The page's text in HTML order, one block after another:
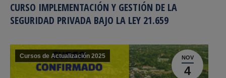
CURSO IMPLEMENTACIÓN Y GESTIÓN DE LA
SEGURIDAD PRIVADA BAJO LA LEY 21.659
NOV
4
Cursos de Actualización 2025